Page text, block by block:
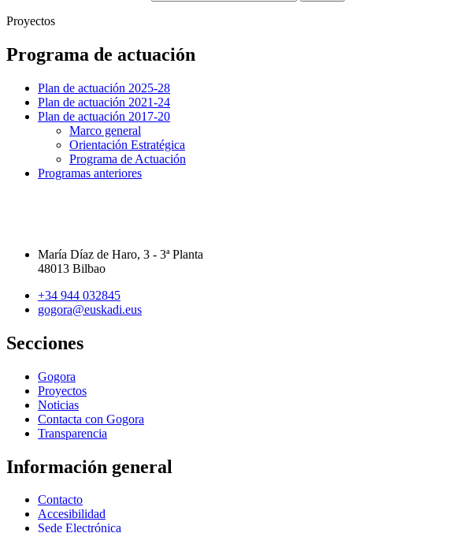
Proyectos
Programa de actuación
Plan de actuación 2025-28
Plan de actuación 2021-24
Plan de actuación 2017-20
Marco general
Orientación Estratégica
Programa de Actuación
Programas anteriores
María Díaz de Haro, 3 - 3ª Planta
48013 Bilbao
+34 944 032845
gogora@euskadi.eus
Secciones
Gogora
Proyectos
Noticias
Contacta con Gogora
Transparencia
Información general
Contacto
Accesibilidad
Sede Electrónica